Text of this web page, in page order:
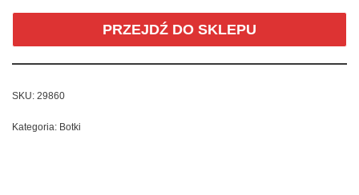
PRZEJDŹ DO SKLEPU
SKU: 29860
Kategoria: Botki